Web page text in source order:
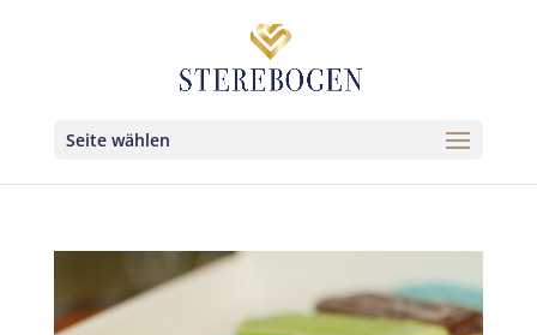
Seite wählen